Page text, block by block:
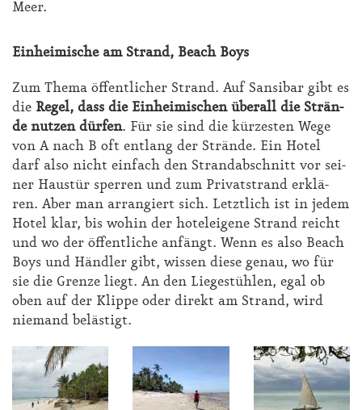
Meer.
Ein­hei­mi­sche am Strand, Be­ach Boys
Zum The­ma öf­fent­li­cher Strand. Auf San­si­bar gibt es
die Re­gel, dass die Ein­hei­mi­schen über­all die Strän­
de nut­zen dür­fen. Für sie sind die kür­zes­ten We­ge
von A nach B oft ent­lang der Strän­de. Ein Ho­tel
darf al­so nicht ein­fach den Strand­ab­schnitt vor sei­
ner Haus­tür sper­ren und zum Pri­vat­strand er­klä­
ren. Aber man ar­ran­giert sich. Letzt­lich ist in je­dem
Ho­tel klar, bis wo­hin der ho­tel­ei­ge­ne Strand reicht
und wo der öf­fent­li­che an­fängt. Wenn es al­so Be­ach
Boys und Händ­ler gibt, wis­sen die­se ge­nau, wo für
sie die Gren­ze liegt. An den Lie­ge­stüh­len, egal ob
oben auf der Klip­pe oder di­rekt am Strand, wird
nie­mand be­läs­tigt.